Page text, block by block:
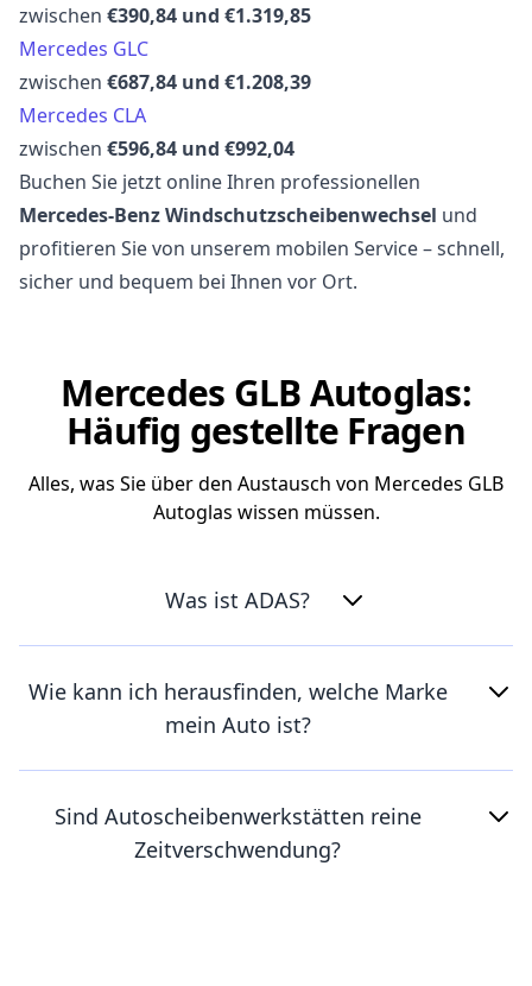
zwischen €390,84 und €1.319,85
Mercedes GLC
zwischen €687,84 und €1.208,39
Mercedes CLA
zwischen €596,84 und €992,04
Buchen Sie jetzt online Ihren professionellen
Mercedes-Benz Windschutzscheibenwechsel und
profitieren Sie von unserem mobilen Service – schnell,
sicher und bequem bei Ihnen vor Ort.
Mercedes GLB Autoglas:
Häufig gestellte Fragen
Alles, was Sie über den Austausch von Mercedes GLB
Autoglas wissen müssen.
Was ist ADAS?
Wie kann ich herausfinden, welche Marke
mein Auto ist?
Sind Autoscheibenwerkstätten reine
Zeitverschwendung?